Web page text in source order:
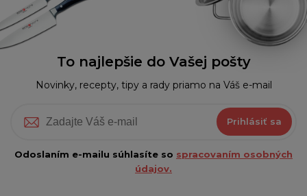
To najlepšie do Vašej pošty
Novinky, recepty, tipy a rady priamo na Váš e-mail
Prihlásiť sa
Odoslaním e-mailu súhlasíte so spracovaním osobných
údajov.